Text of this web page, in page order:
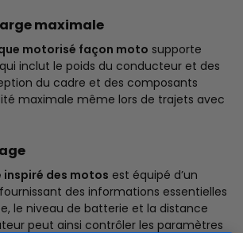
maximale
motorisé façon moto supporte
qui inclut le poids du conducteur et des
du cadre et des composants
maximale même lors de trajets avec
des motos est équipé d’un
des informations essentielles
le niveau de batterie et la distance
peut ainsi contrôler les paramètres